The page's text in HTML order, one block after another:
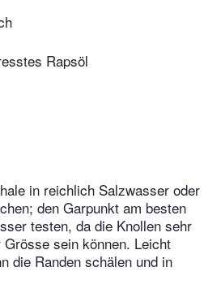
Rapsöl
in reichlich Salzwasser oder
den Garpunkt am besten
testen, da die Knollen sehr
sein können. Leicht
die Randen schälen und in